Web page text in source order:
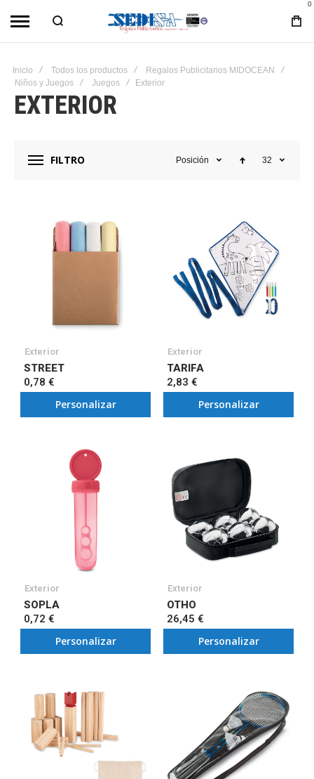
0
Inicio Todos los productos
Regalos Publicitarios MIDOCEAN
Niños y Juegos
Juegos Exterior
EXTERIOR
FILTRO Posición 32
Exterior
STREET
0,78 €
Personalizar
Exterior
TARIFA
2,83 €
Personalizar
Exterior
SOPLA
0,72 €
Personalizar
Exterior
OTHO
26,45 €
Personalizar